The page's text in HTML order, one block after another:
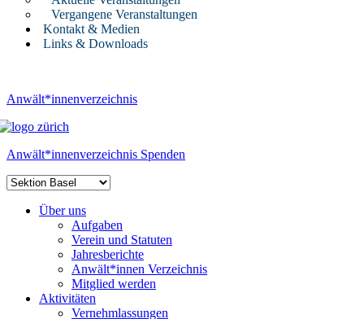
Vergangene Veranstaltungen
Kontakt & Medien
Links & Downloads
Anwält*innenverzeichnis
Anwält*innenverzeichnis Spenden
Über uns
Aufgaben
Verein und Statuten
Jahresberichte
Anwält*innen Verzeichnis
Mitglied werden
Aktivitäten
Vernehmlassungen